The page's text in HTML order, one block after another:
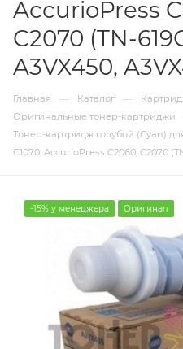
AccurioPress
C2070 (TN-
A3VX450,
Главная — Каталог —
Оригинальные тонер-картриджи
Тонер-картридж голубой (Cyan)
C1070, AccurioPress C2060, C2070
-15% у менеджера Оригинал